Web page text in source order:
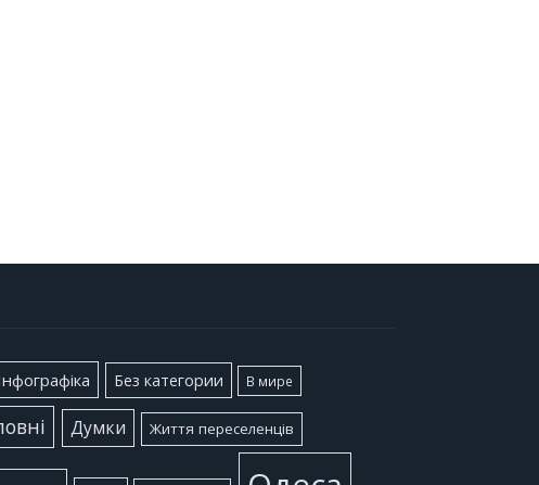
Без категории В мире
Думки Життя переселенців